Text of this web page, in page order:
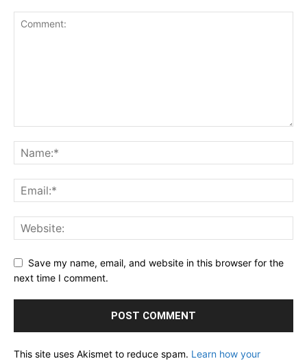
Save my name, email, and website in this browser for the
next time I comment.
This site uses Akismet to reduce spam. Learn how your